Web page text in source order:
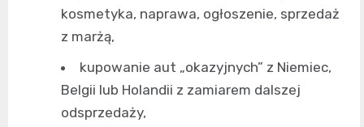
kosmetyka, naprawa, ogłoszenie, sprzedaż
z marżą,
kupowanie aut „okazyjnych” z Niemiec,
Belgii lub Holandii z zamiarem dalszej
odsprzedaży,